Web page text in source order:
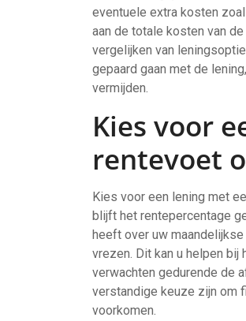
eventuele extra kosten
aan de totale kosten van
vergelijken van
gepaard gaan met de
vermijden.
Kies voor
rentevoet
Kies voor een lening met
blijft het rentepercentage
heeft over uw
vrezen. Dit kan u helpen
verwachten gedurende de
verstandige keuze zijn om
voorkomen.